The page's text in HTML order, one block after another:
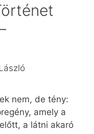
nem, de tény:
amely a
a látni akaró